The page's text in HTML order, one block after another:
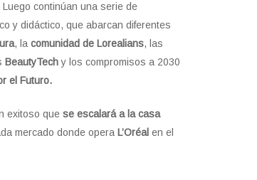
Luego continúan una serie de
y didáctico, que abarcan diferentes
, lacomunidad de Lorealians, las
BeautyTechy los compromisos a 2030
el Futuro.
exitoso quese escalará a la casa
mercado donde opera L’Oréal en el